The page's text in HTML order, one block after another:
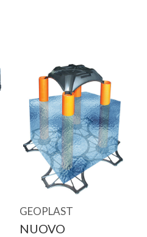
GEOPLAST
NUOVO